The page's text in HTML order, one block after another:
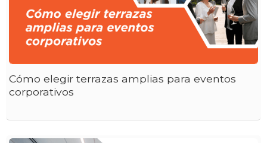
Cómo elegir terrazas amplias para eventos
corporativos